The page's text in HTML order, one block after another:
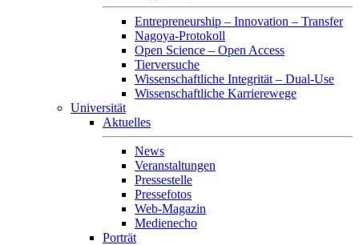
Entrepreneurship – Innovation – Transfer
Nagoya-Protokoll
Open Science – Open Access
Tierversuche
Wissenschaftliche Integrität – Dual-Use
Wissenschaftliche Karrierewege
Universität
Aktuelles
News
Veranstaltungen
Pressestelle
Pressefotos
Web-Magazin
Medienecho
Porträt